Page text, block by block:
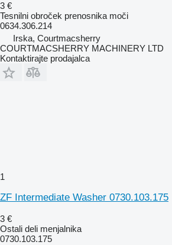
3 €
Tesnilni obroček prenosnika moči
0634.306.214
Irska, Courtmacsherry
COURTMACSHERRY MACHINERY LTD
Kontaktirajte prodajalca
1
ZF Intermediate Washer 0730.103.175
3 €
Ostali deli menjalnika
0730.103.175